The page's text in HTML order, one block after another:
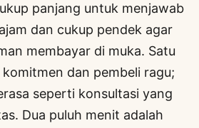
panjang untuk menjawab
dan cukup pendek agar
membayar di muka. Satu
dan pembeli ragu;
seperti konsultasi yang
Dua puluh menit adalah